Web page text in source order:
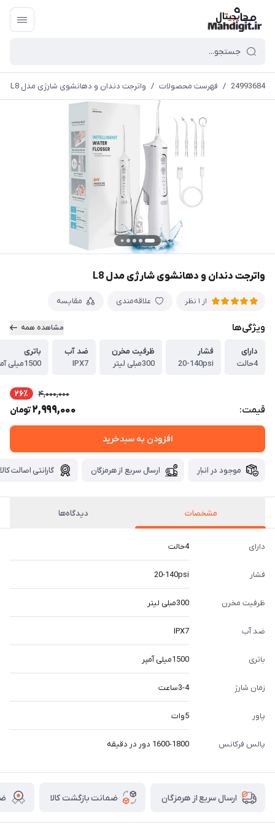
24993684
/ فهرست محصولات / واترجت دندان و دهانشوی شارژی مدل L8
واترجت دندان و دهانشوی شارژی مدل L8
از 1 نظر علاقه‌مندی مقایسه
ویژگی‌ها مشاهده همه
دارای
4حالت
فشار
20-140psi
ظرفیت مخرن
300مبلی لیتر
ضد آب
IPX7
باتری
1500میلی آمپر
قیمت:
4,000,000 26٪
2,999,000تومان
افزودن به سبدخرید
موجود در انبار ارسال سریع از هرمزگان گارانتی اصالت کالا
مشخصات دیدگاه‌ها
دارای 4حالت
فشار 20-140psi
ظرفیت مخرن 300مبلی لیتر
ضد آب IPX7
باتری 1500میلی آمپر
زمان شارژ 3-4ساعت
پاور 5وات
پالس فرکانس 1600-1800 دور در دقیقه
ارسال سریع از هرمزگان ضمانت بازگشت کالا